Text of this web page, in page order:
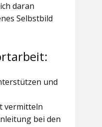
daran
Selbstbild
und
vermitteln
bei den